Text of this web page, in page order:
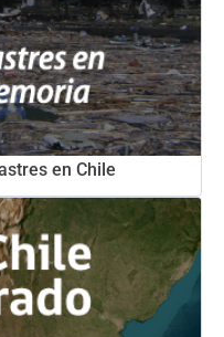
en Chile